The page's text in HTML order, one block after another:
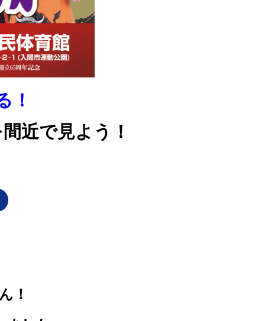
！
近で見よう！
！